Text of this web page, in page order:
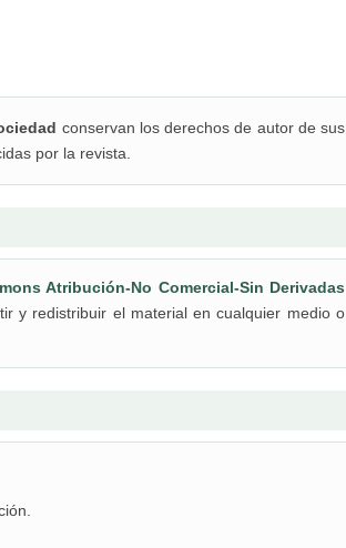
conservan los derechos de autor de sus
por la revista.
Atribución-No Comercial-Sin Derivadas
y redistribuir el material en cualquier medio o